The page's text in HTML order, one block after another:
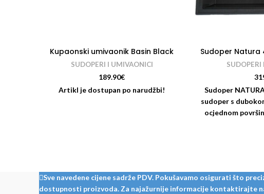
Kupaonski umivaonik Basin Black
SUDOPERI I UMIVAONICI
189.90€
Artikl je dostupan po narudžbi!
Sudoper Natura
Sudoper
sudoper s
ocjednom
Sve navedene cijene sadrže PDV. Pokušavamo osigurati što
dostupnosti proizvoda. Za najažurnije informacije kontaktirajte